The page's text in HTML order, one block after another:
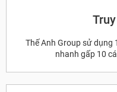
Thế Anh Group sử dụng
nhanh gấp 10